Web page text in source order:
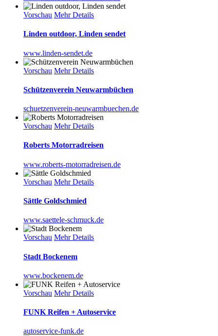
Vorschau Mehr Details
Linden outdoor, Linden sendet
www.linden-sendet.de
Vorschau Mehr Details
Schützenverein Neuwarmbüchen
schuetzenverein-neuwarmbuechen.de
Vorschau Mehr Details
Roberts Motorradreisen
www.roberts-motorradreisen.de
Vorschau Mehr Details
Sättle Goldschmied
www.saettele-schmuck.de
Vorschau Mehr Details
Stadt Bockenem
www.bockenem.de
Vorschau Mehr Details
FUNK Reifen + Autoservice
autoservice-funk.de